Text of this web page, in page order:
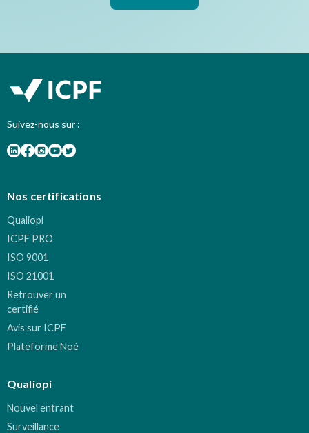
Suivez-nous sur :
Nos certifications
Qualiopi
ICPF PRO
ISO 9001
ISO 21001
Retrouver un
certifié
Avis sur ICPF
Plateforme Noé
Qualiopi
Nouvel entrant
Surveillance